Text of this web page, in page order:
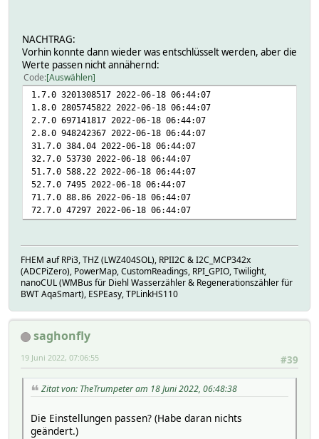
NACHTRAG:
Vorhin konnte dann wieder was entschlüsselt werden, aber die
Werte passen nicht annähernd:
Code Auswählen
1.7.0 3201308517 2022-06-18 06:44:07
1.8.0 2805745822 2022-06-18 06:44:07
2.7.0 697141817 2022-06-18 06:44:07
2.8.0 948242367 2022-06-18 06:44:07
31.7.0 384.04 2022-06-18 06:44:07
32.7.0 53730 2022-06-18 06:44:07
51.7.0 588.22 2022-06-18 06:44:07
52.7.0 7495 2022-06-18 06:44:07
71.7.0 88.86 2022-06-18 06:44:07
72.7.0 47297 2022-06-18 06:44:07
FHEM auf RPi3, THZ (LWZ404SOL), RPII2C & I2C_MCP342x
(ADCPiZero), PowerMap, CustomReadings, RPI_GPIO, Twilight,
nanoCUL (WMBus für Diehl Wasserzähler & Regenerationszähler für
BWT AqaSmart), ESPEasy, TPLinkHS110
saghonfly
#39
19 Juni 2022, 07:06:55
Zitat von: TheTrumpeter am 18 Juni 2022, 06:48:38
Die Einstellungen passen? (Habe daran nichts
geändert.)